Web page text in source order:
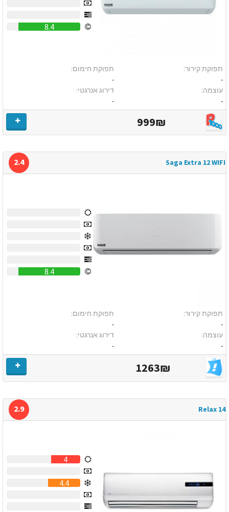
8.4
תפוקת קירור:
-
עוצמה:
-
תפוקת חימום:
-
דירוג אנרגטי:
-
999₪
Saga Extra 12 WIFI
2.4
8.4
תפוקת קירור:
-
עוצמה:
-
תפוקת חימום:
-
דירוג אנרגטי:
-
1263₪
Relax 14
2.9
4
4.4